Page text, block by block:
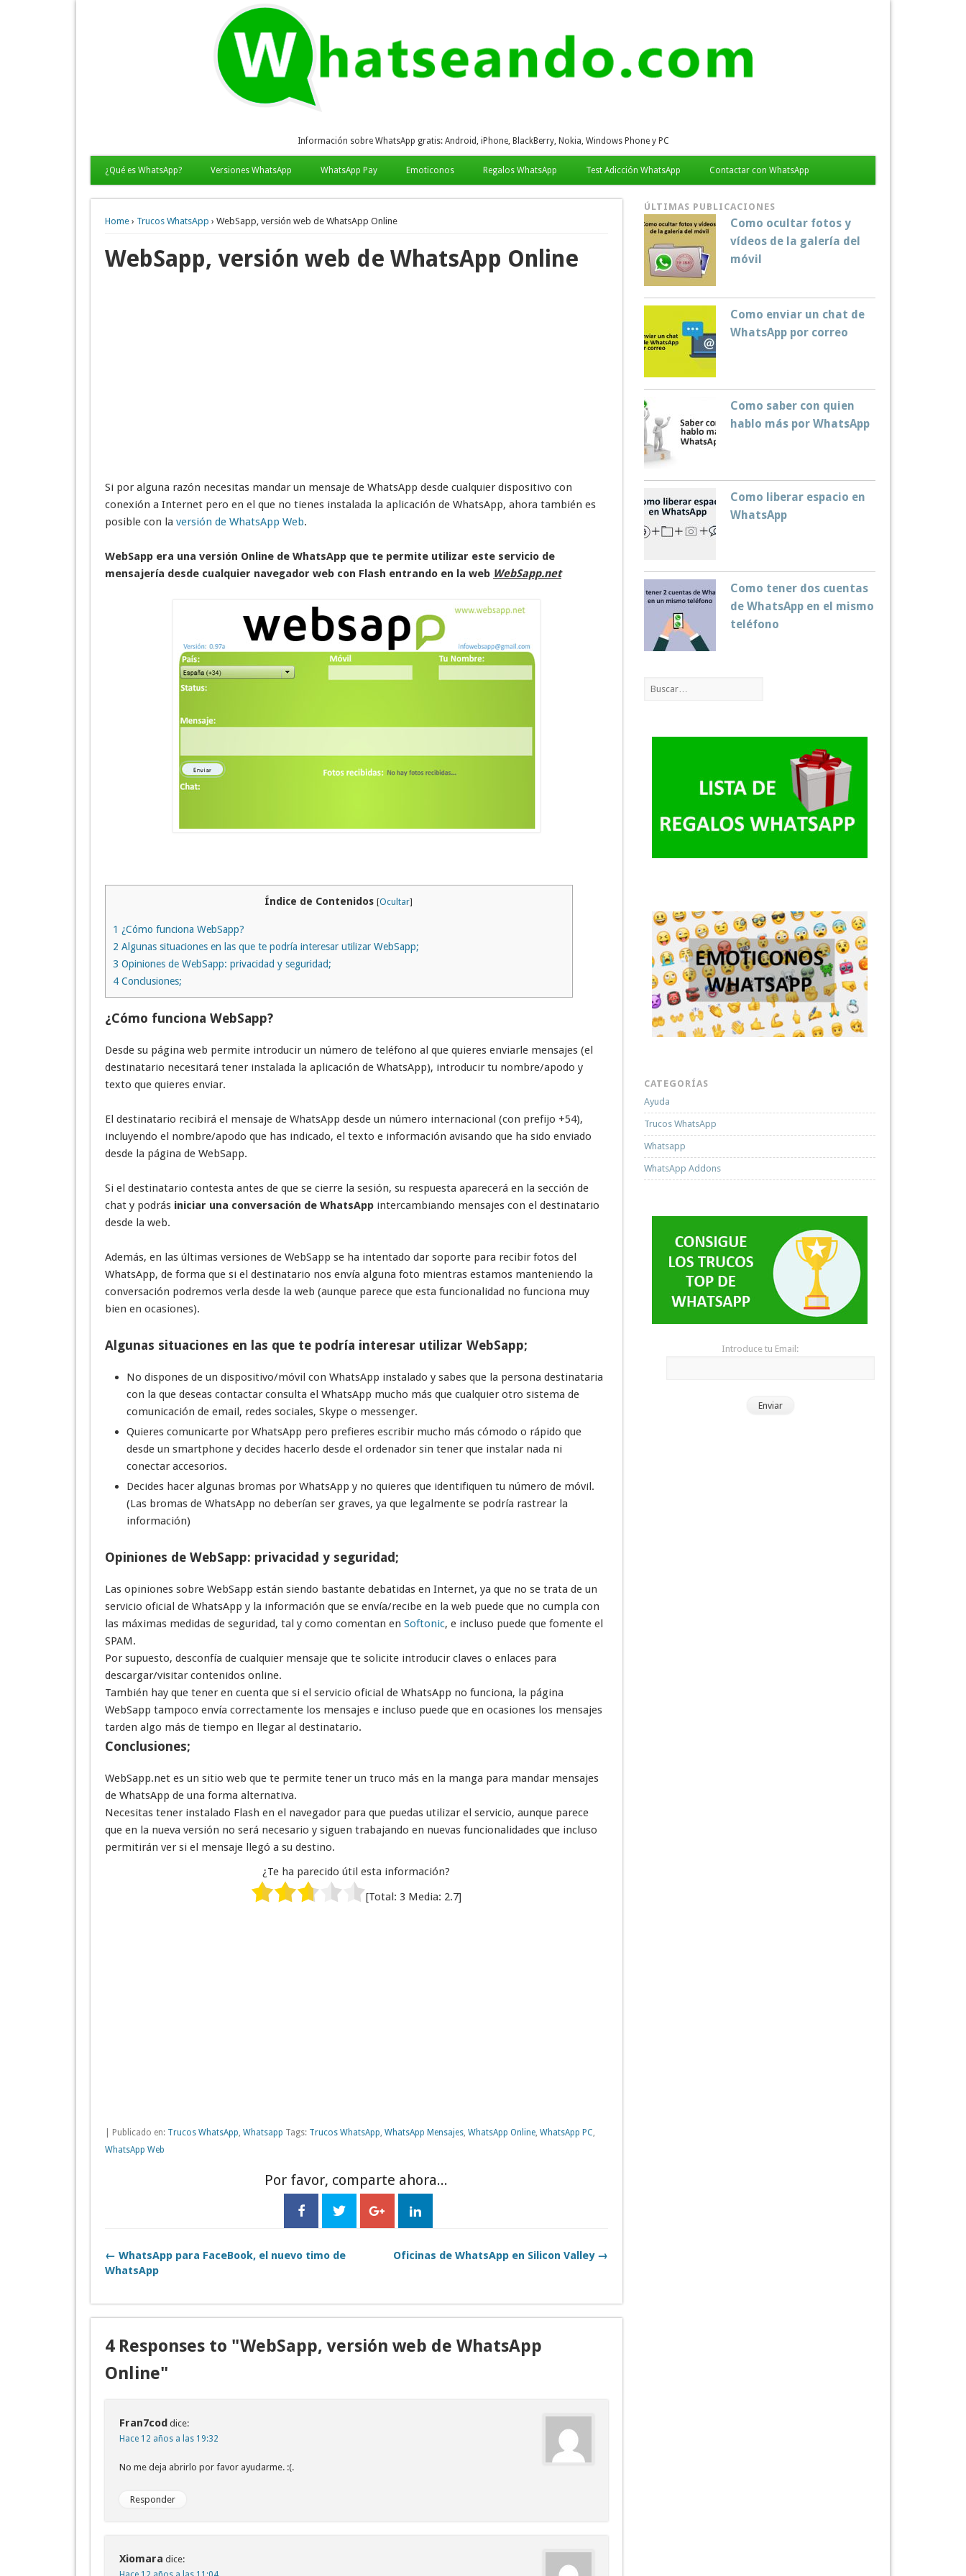
Información sobre WhatsApp gratis: Android, iPhone, BlackBerry, Nokia, Windows Phone y PC
¿Qué es WhatsApp? Versiones WhatsApp WhatsApp Pay Emoticonos Regalos WhatsApp Test Adicción WhatsApp Contactar con WhatsApp
Home› Trucos WhatsApp › WebSapp, versión web de WhatsApp Online
WebSapp, versión web de WhatsApp Online
Si por alguna razón necesitas mandar un mensaje de WhatsApp desde cualquier dispositivo con
conexión a Internet pero en el que no tienes instalada la aplicación de WhatsApp, ahora también es
posible con la versión de WhatsApp Web.
WebSapp era una versión Online de WhatsApp que te permite utilizar este servicio de
mensajería desde cualquier navegador web con Flash entrando en la web WebSapp.net
Índice de Contenidos [Ocultar]
1 ¿Cómo funciona WebSapp?
2 Algunas situaciones en las que te podría interesar utilizar WebSapp;
3 Opiniones de WebSapp: privacidad y seguridad;
4Conclusiones;
¿Cómo funciona WebSapp?
Desde su página web permite introducir un número de teléfono al que quieres enviarle mensajes (el
destinatario necesitará tener instalada la aplicación de WhatsApp), introducir tu nombre/apodo y
texto que quieres enviar.
El destinatario recibirá el mensaje de WhatsApp desde un número internacional (con prefijo +54),
incluyendo el nombre/apodo que has indicado, el texto e información avisando que ha sido enviado
desde la página de WebSapp.
Si el destinatario contesta antes de que se cierre la sesión, su respuesta aparecerá en la sección de
chat y podrás iniciar una conversación de WhatsAppintercambiando mensajes con el destinatario
desde la web.
Además, en las últimas versiones de WebSapp se ha intentado dar soporte para recibir fotos del
WhatsApp, de forma que si el destinatario nos envía alguna foto mientras estamos manteniendo la
conversación podremos verla desde la web (aunque parece que esta funcionalidad no funciona muy
bien en ocasiones).
Algunas situaciones en las que te podría interesar utilizar WebSapp;
No dispones de un dispositivo/móvil con WhatsApp instalado y sabes que la persona destinataria
con la que deseas contactar consulta el WhatsApp mucho más que cualquier otro sistema de
comunicación de email, redes sociales, Skype o messenger.
Quieres comunicarte por WhatsApp pero prefieres escribir mucho más cómodo o rápido que
desde un smartphone y decides hacerlo desde el ordenador sin tener que instalar nada ni
conectar accesorios.
Decides hacer algunas bromas por WhatsApp y no quieres que identifiquen tu número de móvil.
(Las bromas de WhatsApp no deberían ser graves, ya que legalmente se podría rastrear la
información)
Opiniones de WebSapp: privacidad y seguridad;
Las opiniones sobre WebSapp están siendo bastante debatidas en Internet, ya que no se trata de un
servicio oficial de WhatsApp y la información que se envía/recibe en la web puede que no cumpla con
las máximas medidas de seguridad, tal y como comentan en Softonic, e incluso puede que fomente el
SPAM.
Por supuesto, desconfía de cualquier mensaje que te solicite introducir claves o enlaces para
descargar/visitar contenidos online.
También hay que tener en cuenta que si el servicio oficial de WhatsApp no funciona, la página
WebSapp tampoco envía correctamente los mensajes e incluso puede que en ocasiones los mensajes
tarden algo más de tiempo en llegar al destinatario.
Conclusiones;
WebSapp.net es un sitio web que te permite tener un truco más en la manga para mandar mensajes
de WhatsApp de una forma alternativa.
Necesitas tener instalado Flash en el navegador para que puedas utilizar el servicio, aunque parece
que en la nueva versión no será necesario y siguen trabajando en nuevas funcionalidades que incluso
permitirán ver si el mensaje llegó a su destino.
¿Te ha parecido útil esta información?
[Total:3 Media: 2.7]
| Publicado en: Trucos WhatsApp, Whatsapp Tags: Trucos WhatsApp, WhatsApp Mensajes, WhatsApp Online, WhatsApp PC,
WhatsApp Web
Por favor, comparte ahora...
← WhatsApp para FaceBook, el nuevo timo de
WhatsApp
Oficinas de WhatsApp en Silicon Valley →
4 Responses to "WebSapp, versión web de WhatsApp
Online"
Fran7cod dice:
Hace 12 años a las 19:32
No me deja abrirlo por favor ayudarme. :(.
Responder
Xiomara dice:
ÚLTIMAS PUBLICACIONES
Como ocultar fotos y
vídeos de la galería del
móvil
Como enviar un chat de
WhatsApp por correo
Como saber con quien
hablo más por WhatsApp
Como liberar espacio en
WhatsApp
Como tener dos cuentas
de WhatsApp en el mismo
teléfono
CATEGORÍAS
Ayuda
Trucos WhatsApp
Whatsapp
WhatsApp Addons
Introduce tu Email: